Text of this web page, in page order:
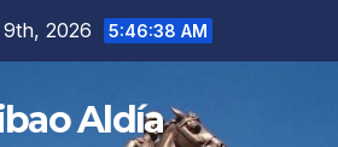
2026 5:46:39 AM
Aldía